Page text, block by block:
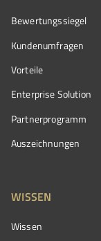
Bewertungssiegel
Kundenumfragen
Vorteile
Enterprise Solution
Partnerprogramm
Auszeichnungen
WISSEN
Wissen